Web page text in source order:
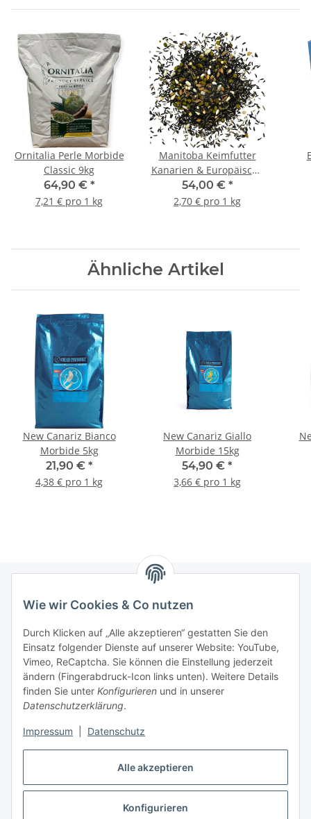
Alle akzeptieren
Konfigurieren
Wie wir Cookies & Co nutzen
Durch Klicken auf „Alle akzeptieren“ gestatten Sie den
Einsatz folgender Dienste auf unserer Website: YouTube,
Vimeo, ReCaptcha. Sie können die Einstellung jederzeit
ändern (Fingerabdruck-Icon links unten). Weitere Details
finden Sie unter Konfigurieren und in unserer
Datenschutzerklärung.
Impressum Datenschutz
Ornitalia Perle Morbide
Classic 9kg
64,90 € *
7,21 € pro 1 kg
Manitoba Keimfutter
Kanarien & Europäische
Vögel hoch keimfähig
20kg
54,00 € *
2,70 € pro 1 kg
Ähnliche Artikel
New Canariz Bianco
Morbide 5kg
21,90 € *
4,38 € pro 1 kg
New Canariz Giallo
Morbide 15kg
54,90 € *
3,66 € pro 1 kg
Informationen
Gesetzliche Informationen
Mein Konto
masterframe GmbH